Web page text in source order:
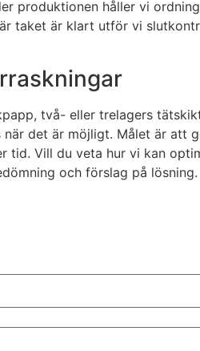
produktionen håller vi
taket är klart utför vi
två- eller trelagers
det är möjligt. Målet är att
Vill du veta hur vi kan
och förslag på lösning.